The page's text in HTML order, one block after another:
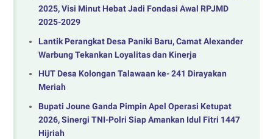
2025, Visi Minut Hebat Jadi Fondasi Awal RPJMD
2025-2029
Lantik Perangkat Desa Paniki Baru, Camat Alexander
Warbung Tekankan Loyalitas dan Kinerja
HUT Desa Kolongan Talawaan ke- 241 Dirayakan
Meriah
Bupati Joune Ganda Pimpin Apel Operasi Ketupat
2026, Sinergi TNI-Polri Siap Amankan Idul Fitri 1447
Hijriah